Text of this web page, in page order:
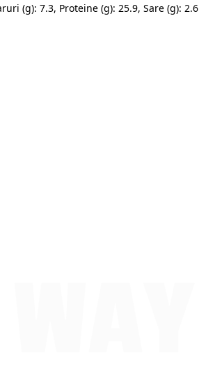
(g): 7.3, Proteine (g): 25.9, Sare (g): 2.6